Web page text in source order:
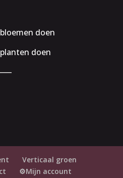
doen
doen
Verticaal groen
⚙️Mijn account